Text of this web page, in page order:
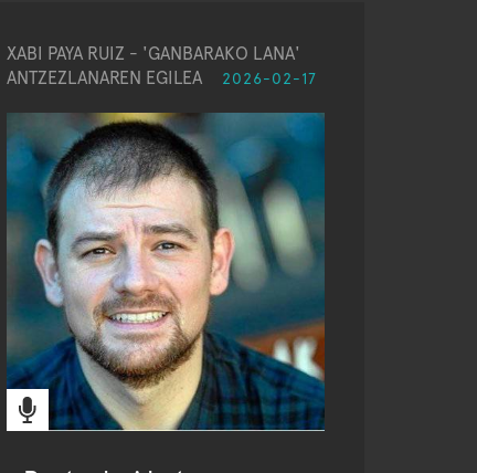
XABI PAYA RUIZ - 'GANBARAKO LANA'
ANTZEZLANAREN EGILEA
2026-02-17